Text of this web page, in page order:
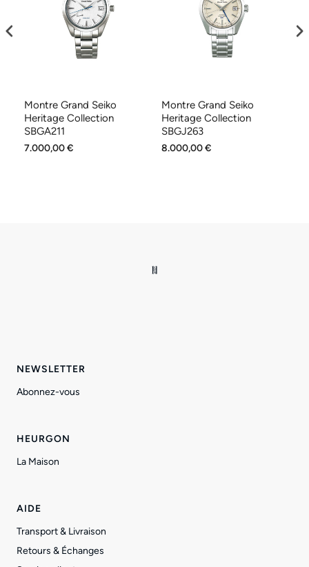
Montre Grand Seiko
Heritage Collection
SBGA211
7.000,00 €
Montre Grand Seiko
Heritage Collection
SBGJ263
8.000,00 €
NEWSLETTER
Abonnez-vous
HEURGON
La Maison
AIDE
Transport & Livraison
Retours & Échanges